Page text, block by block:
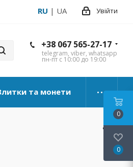
Увійти
RU | UA
+38 067 565-27-17
telegram, viber, whatsapp
пн-пт с 10:00 до 19:00
та монети
0
0